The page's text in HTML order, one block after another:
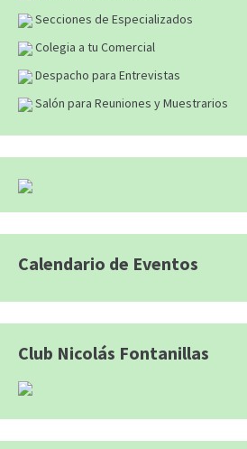
Secciones de Especializados
Colegia a tu Comercial
Despacho para Entrevistas
Salón para Reuniones y Muestrarios
Calendario de Eventos
Club Nicolás Fontanillas